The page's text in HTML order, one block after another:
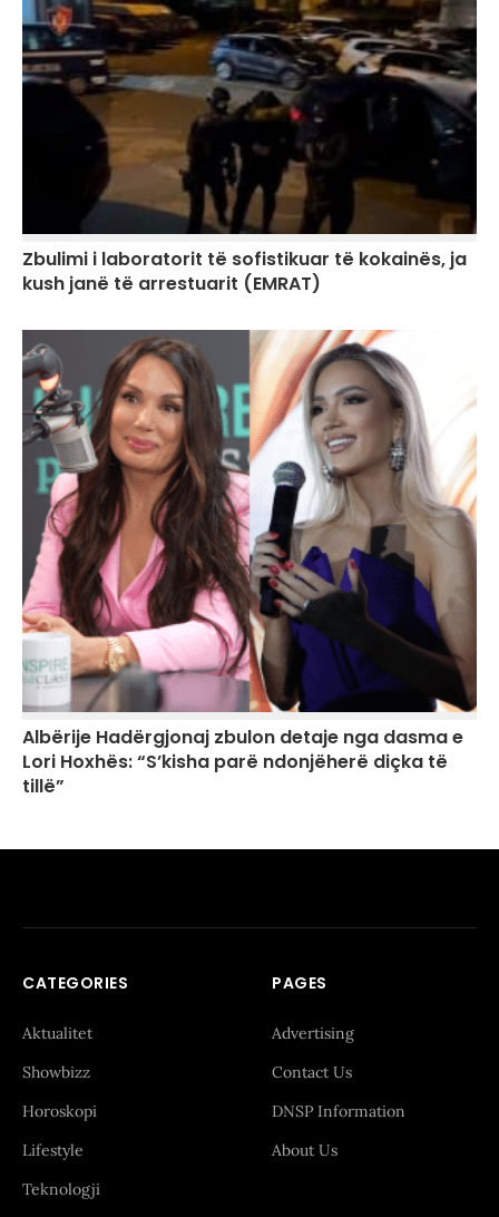
Zbulimi i laboratorit të sofistikuar të kokainës, ja
kush janë të arrestuarit (EMRAT)
Albërije Hadërgjonaj zbulon detaje nga dasma e
Lori Hoxhës: “S’kisha parë ndonjëherë diçka të
tillë”
CATEGORIES
Aktualitet
Showbizz
Horoskopi
Lifestyle
Teknologji
PAGES
Advertising
Contact Us
DNSP Information
About Us